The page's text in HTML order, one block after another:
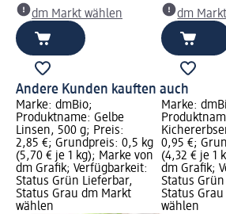
dm Markt wählen
dm
Andere Kunden kauften auch
Marke: dmBio;
Produktname: Gelbe
Linsen, 500 g; Preis:
2,85 €; Grundpreis: 0,5 kg
(5,70 € je 1 kg); Marke von
dm Grafik; Verfügbarkeit:
Status Grün Lieferbar,
Status Grau dm Markt
wählen
Marke:
0,95 €;
(4,32 € je 1
dm Grafik;
Status
Status
wählen